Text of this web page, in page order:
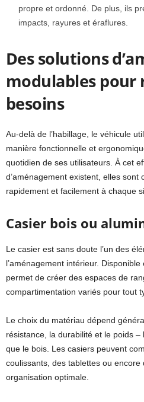
propre et ordonné. De plus, ils
impacts, rayures et éraflures.
Des solutions
modulables pour
besoins
Au-delà de l’habillage, le véhicule
manière fonctionnelle et
quotidien de ses utilisateurs. À cet
d’aménagement existent, elles
rapidement et facilement à chaque
Casier bois ou
Le casier est sans doute l’un des
l’aménagement intérieur.
permet de créer des espaces de
compartimentation variés pour tout
Le choix du matériau dépend
résistance, la durabilité et le poids –
que le bois. Les casiers peuvent
coulissants, des tablettes ou
organisation optimale.